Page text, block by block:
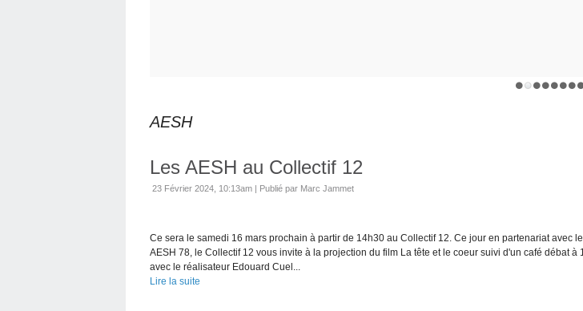
AESH
Les AESH au Collectif 12
23 Février 2024, 10:13am | Publié par Marc Jammet
Ce sera le samedi 16 mars prochain à partir de 14h30 au Collectif 12. Ce jour en partenariat avec
AESH 78, le Collectif 12 vous invite à la projection du film La tête et le coeur suivi d'un café débat à
avec le réalisateur Edouard Cuel...
Lire la suite